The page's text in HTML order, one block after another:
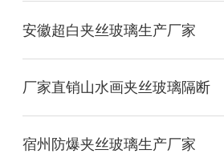
安徽超白夹丝玻璃生产厂家
厂家直销山水画夹丝玻璃隔断
宿州防爆夹丝玻璃生产厂家